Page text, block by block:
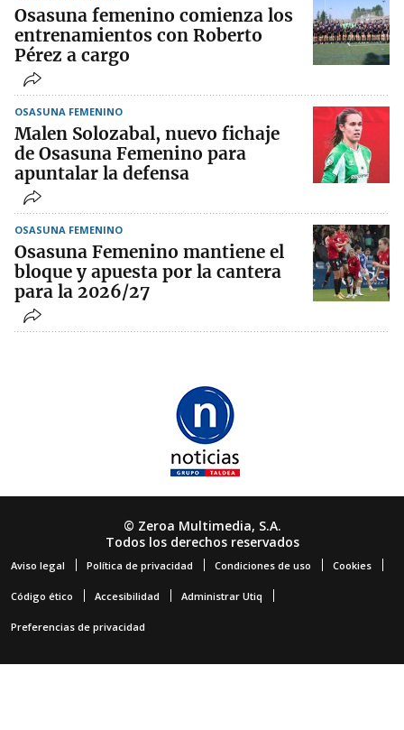
Osasuna femenino comienza los
entrenamientos con Roberto
Pérez a cargo
OSASUNA FEMENINO
Malen Solozabal, nuevo fichaje
de Osasuna Femenino para
apuntalar la defensa
OSASUNA FEMENINO
Osasuna Femenino mantiene el
bloque y apuesta por la cantera
para la 2026/27
© Zeroa Multimedia, S.A.
Todos los derechos reservados
Aviso legal Política de privacidad Condiciones de uso Cookies
Código ético Accesibilidad Administrar Utiq
Preferencias de privacidad